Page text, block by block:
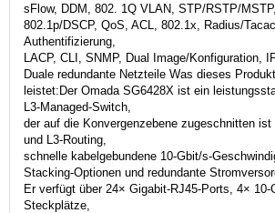
sFlow, DDM, 802. 1Q VLAN, STP/RSTP/
802.1p/DSCP, QoS, ACL, 802.1x, Radius/
Authentifizierung,
LACP, CLI, SNMP, Dual Image/Konfiguration,
Duale redundante Netzteile Was dieses Produkt
leistet:Der Omada SG6428X ist ein
L3-Managed-Switch,
der auf die Konvergenzebene zugeschnitten ist
und L3-Routing,
schnelle kabelgebundene 10-Gbit/s-
Stacking-Optionen und redundante
Er verfügt über 24× Gigabit-RJ45-Ports, 4× 10-
Steckplätze,